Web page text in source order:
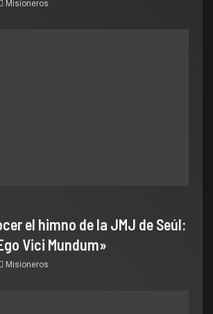
Misioneros
el himno de la JMJ de Seúl:
Vici Mundum»
Misioneros